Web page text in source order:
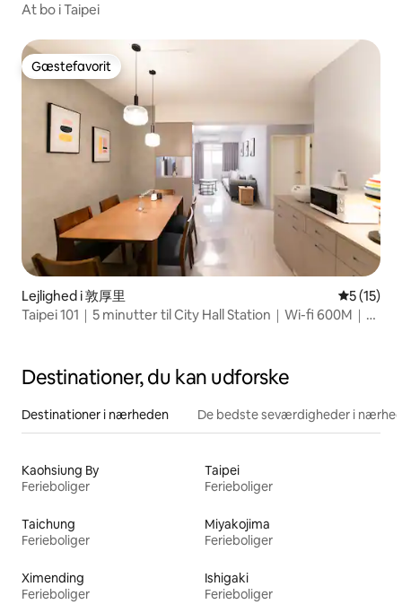
At bo i Taipei
Gæstefavorit
Gæstefavorit
Lejlighed i 敦厚里 5 ud af 5
5 (15)
Taipei 101｜5 minutter til City Hall Station｜Wi-fi 600M｜
Destinationer, du kan udforske
Destinationer i nærheden De bedste seværdigheder i
Kaohsiung By
Ferieboliger
Taipei
Ferieboliger
Taichung
Ferieboliger
Miyakojima
Ferieboliger
Ximending
Ferieboliger
Ishigaki
Ferieboliger